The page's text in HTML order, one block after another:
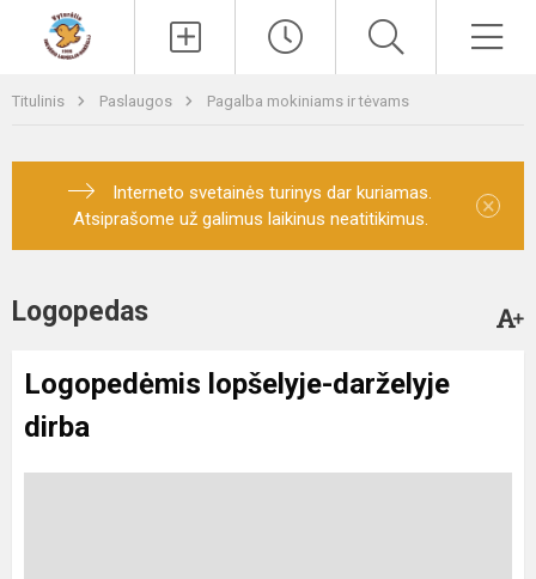
Titulinis Paslaugos Pagalba mokiniams ir tėvams
Interneto svetainės turinys dar kuriamas.
Atsiprašome už galimus laikinus neatitikimus.
×
Logopedas
Logopedėmis lopšelyje-darželyje
dirba